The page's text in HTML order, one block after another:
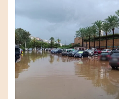
trasforma
le
strade
di